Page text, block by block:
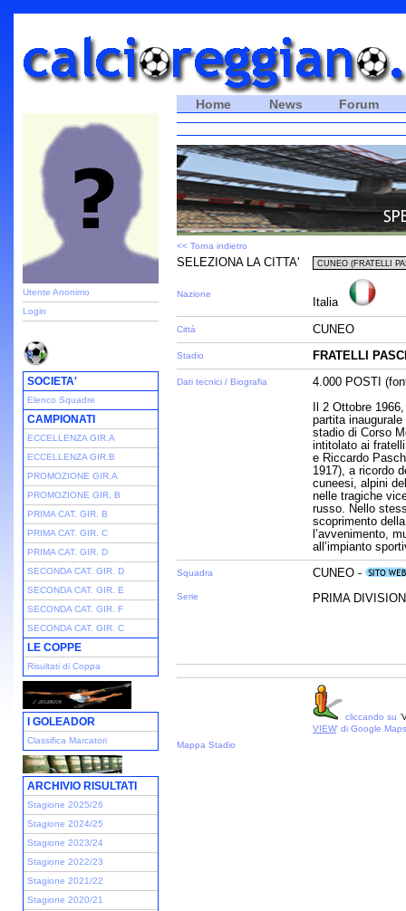
Utente Anonimo
Login
SOCIETA'
Elenco Squadre
CAMPIONATI
ECCELLENZA GIR.A
ECCELLENZA GIR.B
PROMOZIONE GIR.A
PROMOZIONE GIR. B
PRIMA CAT. GIR. B
PRIMA CAT. GIR. C
PRIMA CAT. GIR. D
SECONDA CAT. GIR. D
SECONDA CAT. GIR. E
SECONDA CAT. GIR. F
SECONDA CAT. GIR. C
LE COPPE
Risultati di Coppa
I GOLEADOR
Classifica Marcatori
ARCHIVIO RISULTATI
Stagione 2025/26
Stagione 2024/25
Stagione 2023/24
Stagione 2022/23
Stagione 2021/22
Stagione 2020/21
Home News Forum
<< Torna indietro
SELEZIONA LA CITTA'
Nazione
Italia
Città CUNEO
Stadio FRATELLI
Dati tecnici / Biografia
4.000 POSTI
Il 2 Ottobre
partita
stadio di Corso
intitolato ai
e Riccardo
1917), a ricordo
cuneesi, alpini
nelle tragiche
russo. Nello
scoprimento
l’avvenimento,
all’impianto
Squadra
Serie
CUNEO -
PRIMA
cliccando su '
VIEW' di Google Maps
Mappa Stadio